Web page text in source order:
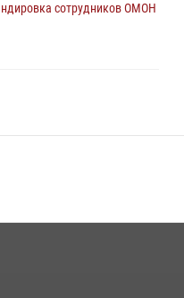
сотрудников ОМОН
летию Центрального